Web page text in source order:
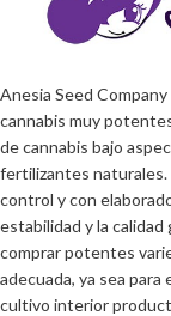
Anesia Seed
cannabis muy
de cannabis bajo
fertilizantes naturales.
control y con
estabilidad y la calidad
comprar potentes
adecuada, ya sea
cultivo interior